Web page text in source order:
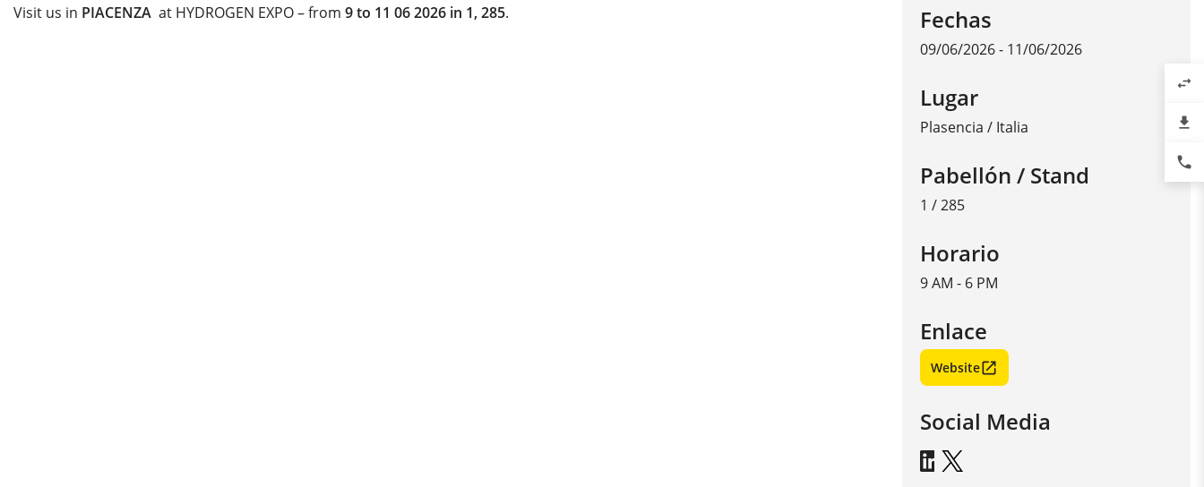
Visit us in PIACENZA at HYDROGEN EXPO – from 9to 11 06 2026 in 1,285. Fechas
09/06/2026 - 11/06/2026
Lugar
Plasencia / Italia
Pabellón / Stand
1 / 285
Horario
9 AM - 6 PM
Enlace
Website
Social Media
swap_horiz
file_download
phone